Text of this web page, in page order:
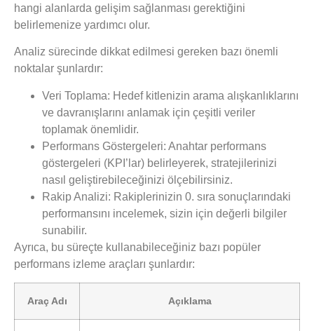
hangi alanlarda gelişim sağlanması gerektiğini
belirlemenize yardımcı olur.
Analiz sürecinde dikkat edilmesi gereken bazı önemli
noktalar şunlardır:
Veri Toplama: Hedef kitlenizin arama alışkanlıklarını
ve davranışlarını anlamak için çeşitli veriler
toplamak önemlidir.
Performans Göstergeleri: Anahtar performans
göstergeleri (KPI’lar) belirleyerek, stratejilerinizi
nasıl geliştirebileceğinizi ölçebilirsiniz.
Rakip Analizi: Rakiplerinizin 0. sıra sonuçlarındaki
performansını incelemek, sizin için değerli bilgiler
sunabilir.
Ayrıca, bu süreçte kullanabileceğiniz bazı popüler
performans izleme araçları şunlardır:
Araç Adı Açıklama